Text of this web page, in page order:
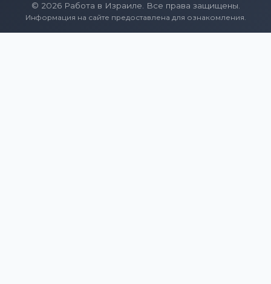
© 2026 Работа в Израиле. Все права защищены.
Информация на сайте предоставлена для ознакомления.